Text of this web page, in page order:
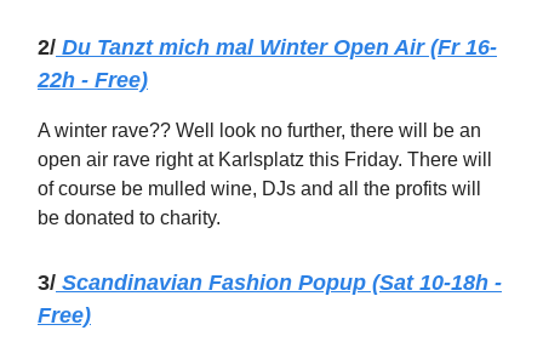
2/ Du Tanzt mich mal Winter Open Air (Fr 16-
22h - Free)
A winter rave?? Well look no further, there will be an
open air rave right at Karlsplatz this Friday. There will
of course be mulled wine, DJs and all the profits will
be donated to charity.
3/ Scandinavian Fashion Popup (Sat 10-18h -
Free)